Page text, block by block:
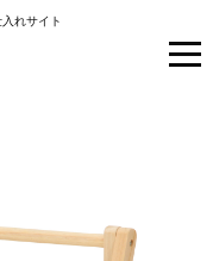
れサイト